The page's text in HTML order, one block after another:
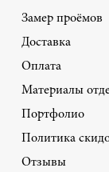
Замер проёмов
Доставка
Оплата
Материалы
Портфолио
Политика
Отзывы